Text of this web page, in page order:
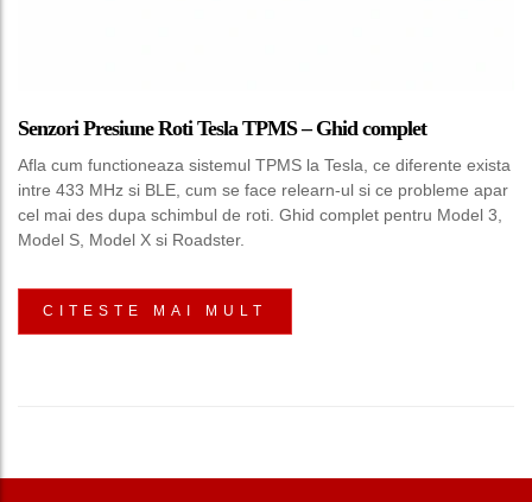
Senzori Presiune Roti Tesla TPMS – Ghid complet
Afla cum functioneaza sistemul TPMS la Tesla, ce diferente exista
intre 433 MHz si BLE, cum se face relearn-ul si ce probleme apar
cel mai des dupa schimbul de roti. Ghid complet pentru Model 3,
Model S, Model X si Roadster.
CITESTE MAI MULT